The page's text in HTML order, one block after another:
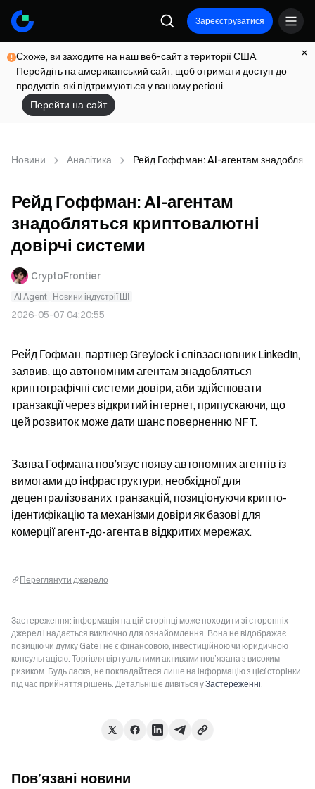
Зареєструватися
Схоже, ви заходите на наш веб-сайт з території США.
Перейдіть на американський сайт, щоб отримати доступ до
продуктів, які підтримуються у вашому регіоні.
Перейти на сайт
Новини Аналітика Рейд Гоффман: AI-агентам
Рейд Гоффман: AI-агентам
знадобляться криптовалютні
довірчі системи
CryptoFrontier
AI Agent Новини індустрії ШІ
2026-05-07 04:20:55
Рейд Гофман, партнер Greylock і співзасновник LinkedIn,
заявив, що автономним агентам знадобляться
криптографічні системи довіри, аби здійснювати
транзакції через відкритий інтернет, припускаючи, що
цей розвиток може дати шанс поверненню NFT.
Заява Гофмана пов’язує появу автономних агентів із
вимогами до інфраструктури, необхідної для
децентралізованих транзакцій, позиціонуючи крипто-
ідентифікацію та механізми довіри як базові для
комерції агент-до-агента в відкритих мережах.
Переглянути джерело
Застереження: інформація на цій сторінці може походити зі сторонніх
джерел і надається виключно для ознайомлення. Вона не відображає
позицію чи думку Gate і не є фінансовою, інвестиційною чи юридичною
консультацією. Торгівля віртуальними активами пов’язана з високим
ризиком. Будь ласка, не покладайтеся лише на інформацію з цієї сторінки
під час прийняття рішень. Детальніше дивіться уЗастереженні.
Пов’язані новини